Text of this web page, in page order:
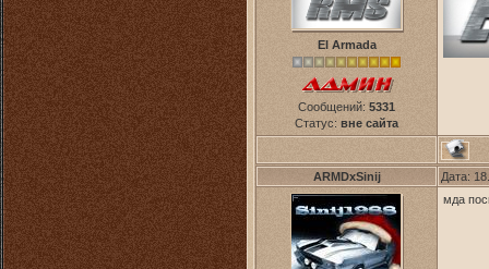
El Armada
Сообщений: 5331
Статус: вне сайта
ARMDxSinij Дата:
мда